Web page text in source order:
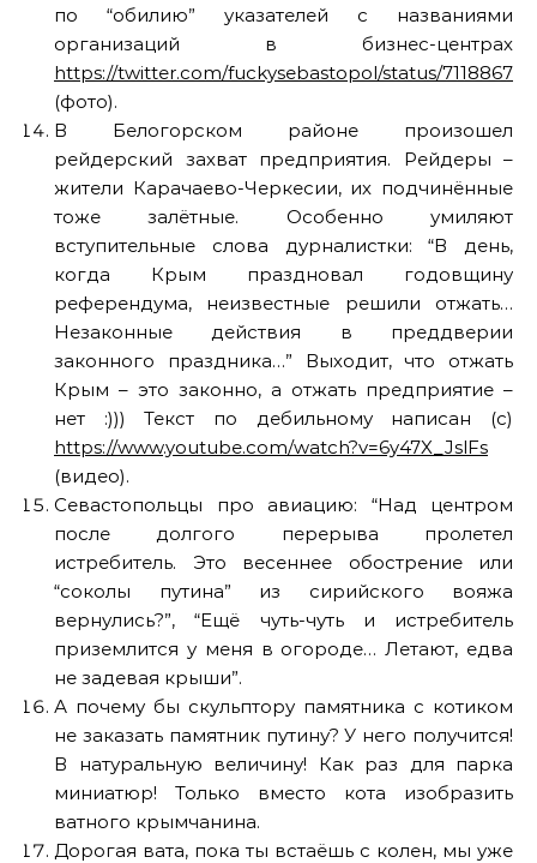
по “обилию” указателей с названиями
организаций в бизнес-центрах
https://twitter.com/fuckysebastopol/status/
(фото).
В Белогорском районе произошел
рейдерский захват предприятия. Рейдеры –
жители Карачаево-Черкесии, их подчинённые
тоже залётные. Особенно умиляют
вступительные слова дурналистки: “В день,
когда Крым праздновал годовщину
референдума, неизвестные решили отжать…
Незаконные действия в преддверии
законного праздника…” Выходит, что отжать
Крым – это законно, а отжать предприятие –
нет :))) Текст по дебильному написан (с)
https://www.youtube.com/watch?v=6y47X_JslFs
(видео).
Севастопольцы про авиацию: “Над центром
после долгого перерыва пролетел
истребитель. Это весеннее обострение или
“соколы путина” из сирийского вояжа
вернулись?”, “Ещё чуть-чуть и истребитель
приземлится у меня в огороде… Летают, едва
не задевая крыши”.
А почему бы скульптору памятника с котиком
не заказать памятник путину? У него получится!
В натуральную величину! Как раз для парка
миниатюр! Только вместо кота изобразить
ватного крымчанина.
Дорогая вата, пока ты встаёшь с колен, мы уже